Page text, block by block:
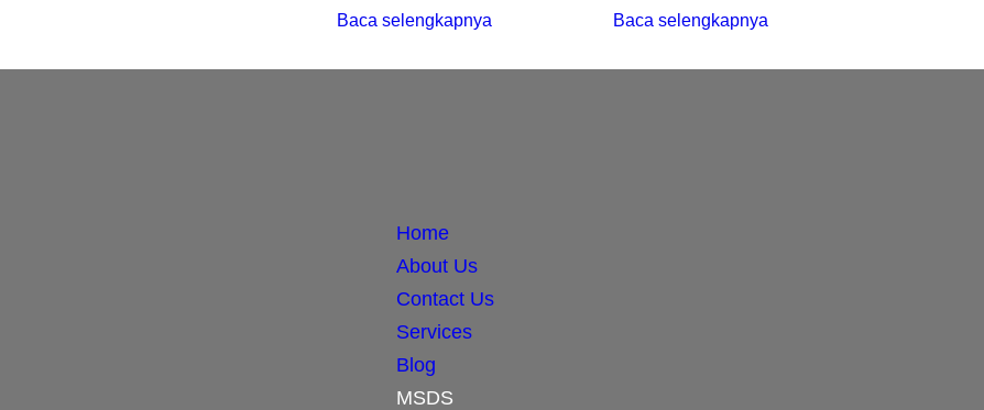
Baca selengkapnya Baca selengkapnya
Home
About Us
Contact Us
Services
Blog
MSDS